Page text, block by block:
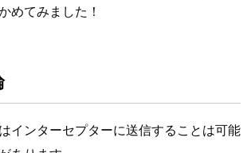
めてみました！
インターセプターに送信することは可能